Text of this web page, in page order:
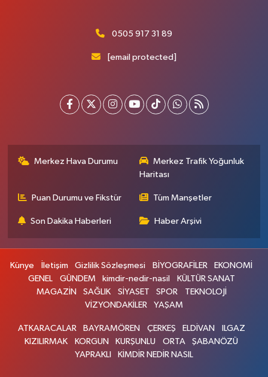
0505 917 31 89
[email protected]
Merkez Hava Durumu
Merkez Trafik Yoğunluk
Haritası
Puan Durumu ve Fikstür Tüm Manşetler
Son Dakika Haberleri Haber Arşivi
Künye İletişim Gizlilik Sözleşmesi BİYOGRAFİLER
EKONOMİ
GENEL
GÜNDEM kimdir-nedir-nasil
KÜLTÜR SANAT
MAGAZİN
SAĞLIK SİYASET SPOR
TEKNOLOJİ
VİZYONDAKİLER
YAŞAM
ATKARACALAR BAYRAMÖREN ÇERKEŞ ELDİVAN
ILGAZ
KIZILIRMAK
KORGUN KURŞUNLU ORTA
ŞABANÖZÜ
YAPRAKLI
KİMDİR NEDİR NASIL